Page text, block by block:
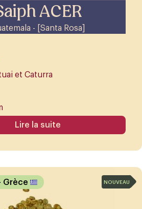
ACER
- [Santa Rosa]
et Caturra
Lire la suite
Grèce NOUVEAU